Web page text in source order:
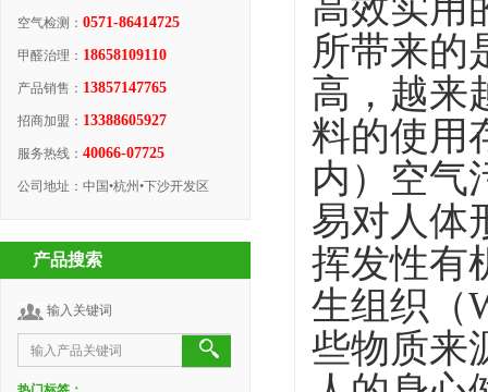
空气检测： 0571-86414725
甲醛治理： 18658109110
产品销售： 13857147765
招商加盟： 13388605927
服务热线： 40066-07725
公司地址：中国•杭州•下沙开发区
产品搜索
输入关键词
高效实用
所带来的
高，越来
料的使用
内）空气
易对人体
挥发性有
生组织（
些物质来